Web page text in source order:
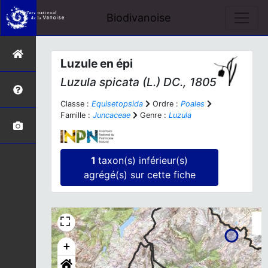
Biodivanoise
Luzule en épi
Luzula spicata (L.) DC., 1805
Classe : Equisetopsida Ordre : Poales
Famille : Juncaceae Genre : Luzula
1taxon(s) inférieur(s)
agrégé(s) sur cette fiche
+